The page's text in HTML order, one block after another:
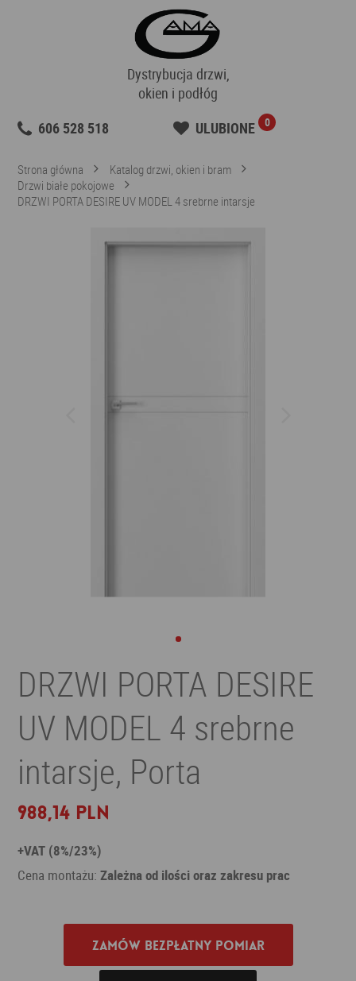
Dystrybucja drzwi,
okien i podłóg
606 528 518
ULUBIONE 0
Strona główna
Katalog drzwi, okien i bram
Drzwi białe pokojowe
DRZWI PORTA DESIRE UV MODEL 4 srebrne intarsje
DRZWI PORTA DESIRE
UV MODEL 4 srebrne
intarsje, Porta
988,14 PLN
+VAT (8%/23%)
Cena montażu:Zależna od ilości oraz zakresu prac
Zamów bezpłatny pomiar